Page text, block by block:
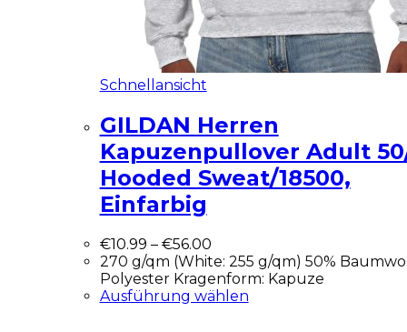
Schnellansicht
GILDAN Herren
Kapuzenpullover Adult
Hooded Sweat/18500,
Einfarbig
€10.99 – €56.00
270 g/qm (White: 255 g/qm) 50%
Polyester Kragenform: Kapuze
Ausführung wählen